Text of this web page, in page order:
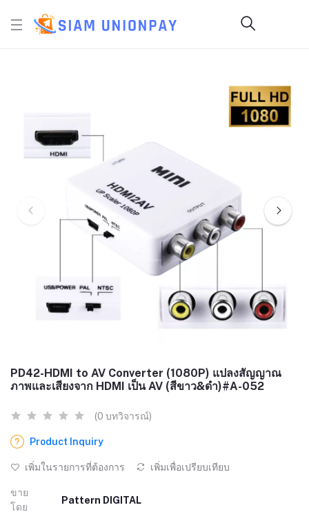
PD42-HDMI to AV Converter (1080P) แปลงสัญญาณ
ภาพและเสียงจาก HDMI เป็น AV (สีขาว&ดำ)#A-052
(0 บทวิจารณ์)
Product Inquiry
เพิ่มในรายการที่ต้องการ เพิ่มเพื่อเปรียบเทียบ
ขาย
โดย
Pattern DIGITAL